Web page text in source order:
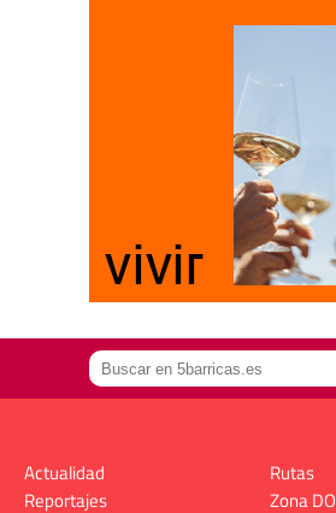
Actualidad
Reportajes
Rutas
Zona DO